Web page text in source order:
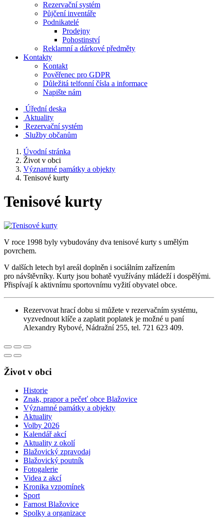
Rezervační systém
Půjčení inventáře
Podnikatelé
Prodejny
Pohostinství
Reklamní a dárkové předměty
Kontakty
Kontakt
Pověřenec pro GDPR
Důležitá telfonní čísla a informace
Napište nám
Úřední deska
Aktuality
Rezervační systém
Služby občanům
Úvodní stránka
Život v obci
Významné památky a objekty
Tenisové kurty
Tenisové kurty
V roce 1998 byly vybudovány dva tenisové kurty s umělým
povrchem.
V dalších letech byl areál doplněn i sociálním zařízením
pro návštěvníky. Kurty jsou bohatě využívány mládeží i dospělými.
Přispívají k aktivnímu sportovnímu vyžití obyvatel obce.
Rezervovat hrací dobu si můžete v rezervačním systému,
vyzvednout klíče a zaplatit poplatek je možné u paní
Alexandry Rybové, Nádražní 255, tel. 721 623 409.
Život v obci
Historie
Znak, prapor a pečeť obce Blažovice
Významné památky a objekty
Aktuality
Volby 2026
Kalendář akcí
Aktuality z okolí
Blažovický zpravodaj
Blažovický poutník
Fotogalerie
Videa z akcí
Kronika vzpomínek
Sport
Farnost Blažovice
Spolky a organizace